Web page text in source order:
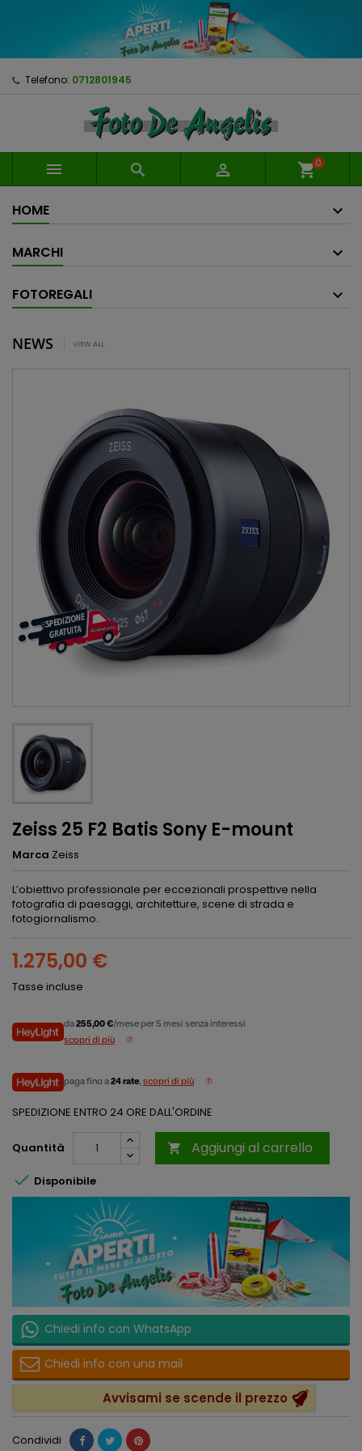
Telefono: 0712801945
   shopping_cart0
HOME
MARCHI
FOTOREGALI
NEWS VIEW ALL
Zeiss 25 F2 Batis Sony E-mount
Marca Zeiss
L’obiettivo professionale per eccezionali prospettive nella
fotografia di paesaggi, architetture, scene di strada e
fotogiornalismo.
1.275,00 €
Tasse incluse
da255,00 €/mese per 5 mesi senza interessi
scopri di più
paga fino a24 rate, scopri di più
SPEDIZIONE ENTRO 24 ORE DALL'ORDINE
Quantità  Aggiungi al carrello
 Disponibile
Chiedi info con WhatsApp
Chiedi info con una mail
Avvisami se scende il prezzo
Condividi